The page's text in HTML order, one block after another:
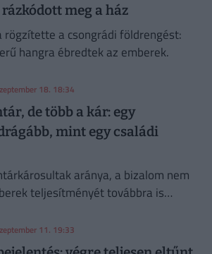
meg a ház
rögzítette a csongrádi földrengést:
hangra ébredtek az emberek.
18. 18:34
de több a kár: egy
mint egy családi
aránya, a bizalom nem
teljesítményét továbbra is
11. 19:33